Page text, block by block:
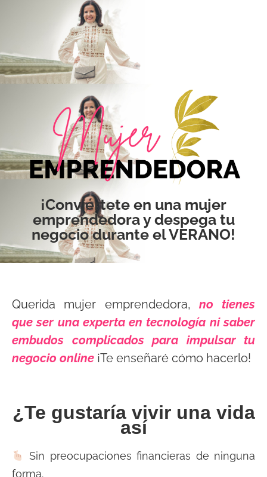
¡Conviértete en una mujer
emprendedora y despega tu
negocio durante el VERANO!
Querida mujer emprendedora, no tienes
que ser una experta en tecnología ni saber
embudos complicados para impulsar tu
negocio online ¡Te enseñaré cómo hacerlo!
¿Te gustaría vivir una vida
así
Sin preocupaciones financieras de ninguna
forma.